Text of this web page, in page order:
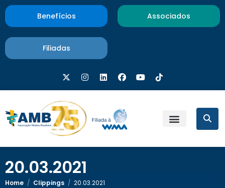
Benefícios Associados
Filiadas
20.03.2021
Home / Clippings / 20.03.2021